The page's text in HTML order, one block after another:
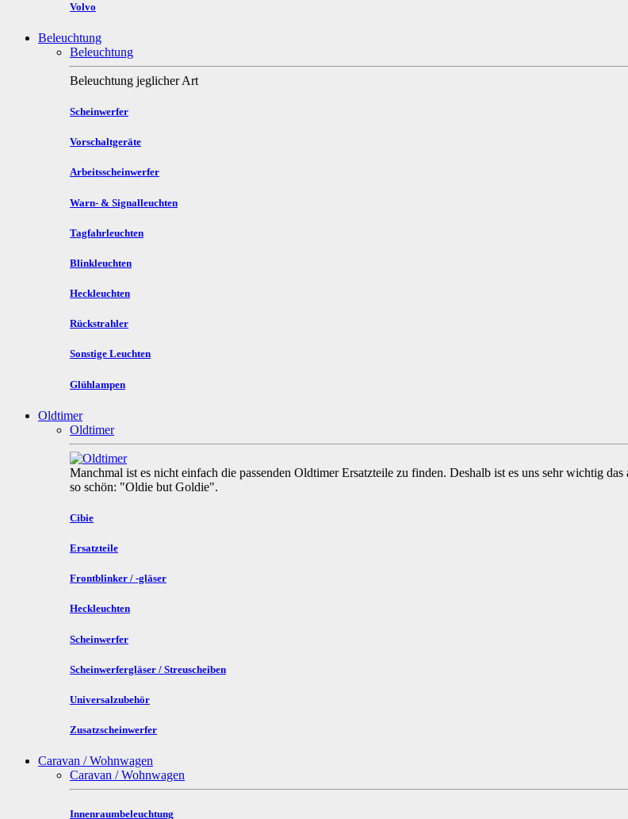
Volvo
Beleuchtung
Beleuchtung
Beleuchtung jeglicher Art
Scheinwerfer
Vorschaltgeräte
Arbeitsscheinwerfer
Warn- & Signalleuchten
Tagfahrleuchten
Blinkleuchten
Heckleuchten
Rückstrahler
Sonstige Leuchten
Glühlampen
Oldtimer
Oldtimer
Manchmal ist es nicht einfach die passenden Oldtimer Ersatzteile zu finden. Deshalb ist es uns sehr wichtig
so schön: "Oldie but Goldie".
Cibie
Ersatzteile
Frontblinker / -gläser
Heckleuchten
Scheinwerfer
Scheinwerfergläser / Streuscheiben
Universalzubehör
Zusatzscheinwerfer
Caravan / Wohnwagen
Caravan / Wohnwagen
Innenraumbeleuchtung